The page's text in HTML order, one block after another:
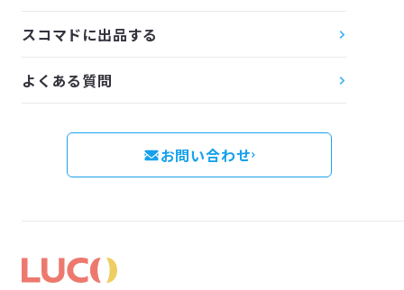
スコマドに出品する
よくある質問
お問い合わせ